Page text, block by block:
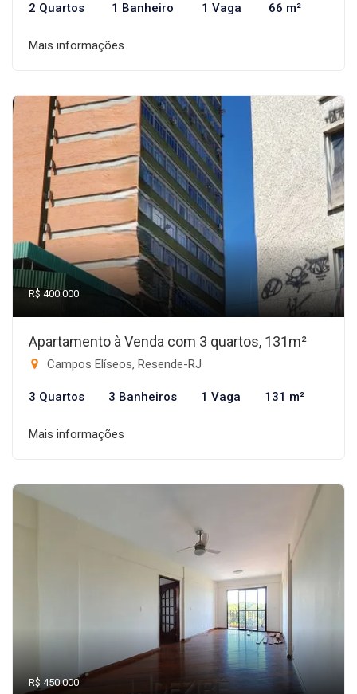
2 Quartos 1 Banheiro 1 Vaga 66 m²
Mais informações
R$ 400.000
Apartamento à Venda com 3 quartos, 131m²
Campos Elíseos, Resende-RJ
3 Quartos 3 Banheiros 1 Vaga 131 m²
Mais informações
R$ 450.000